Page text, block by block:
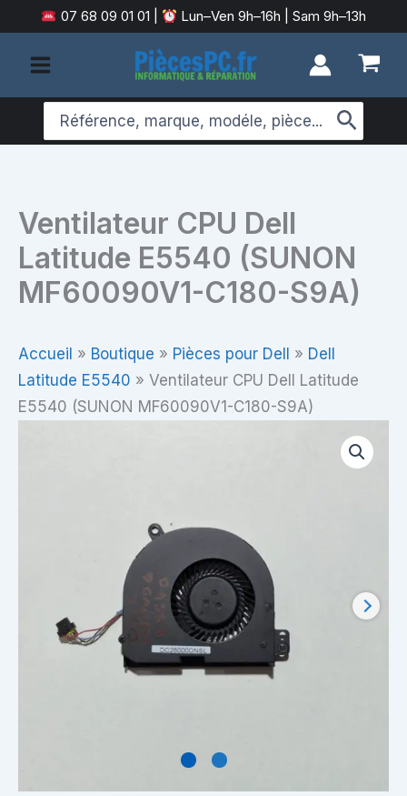
au
contenu
07 68 09 01 01 Lun–Ven 9h–16h | Sam 9h–13h
Search
for:
Ventilateur CPU Dell
Latitude E5540 (SUNON
MF60090V1-C180-S9A)
Accueil » Boutique » Pièces pour Dell » Dell
Latitude E5540 » Ventilateur CPU Dell Latitude
E5540 (SUNON MF60090V1-C180-S9A)